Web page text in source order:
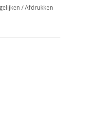
/Afdrukken